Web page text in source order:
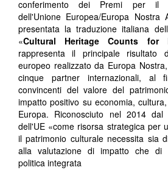
conferimento dei Premi per il
dell'Unione Europea/Europa
presentata la traduzione italiana
«Cultural Heritage Counts for
rappresenta il principale risultato
europeo realizzato da Europa
cinque partner internazionali, al
convincenti del valore del
impatto positivo su economia,
Europa. Riconosciuto nel 2014
dell'UE «come risorsa strategica per
il patrimonio culturale necessita sia
alla valutazione di impatto che di
politica integrata